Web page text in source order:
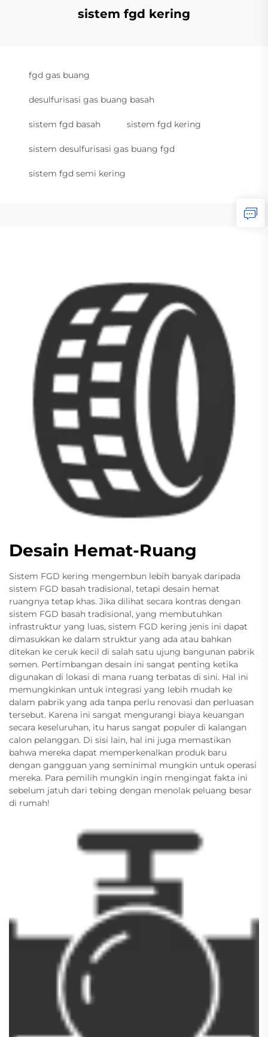
sistem fgd kering
fgd gas buang
desulfurisasi gas buang basah
sistem fgd basah sistem fgd kering
sistem desulfurisasi gas buang fgd
sistem fgd semi kering
Desain Hemat-Ruang
Sistem FGD kering mengembun lebih banyak daripada
sistem FGD basah tradisional, tetapi desain hemat
ruangnya tetap khas. Jika dilihat secara kontras dengan
sistem FGD basah tradisional, yang membutuhkan
infrastruktur yang luas, sistem FGD kering jenis ini dapat
dimasukkan ke dalam struktur yang ada atau bahkan
ditekan ke ceruk kecil di salah satu ujung bangunan pabrik
semen. Pertimbangan desain ini sangat penting ketika
digunakan di lokasi di mana ruang terbatas di sini. Hal ini
memungkinkan untuk integrasi yang lebih mudah ke
dalam pabrik yang ada tanpa perlu renovasi dan perluasan
tersebut. Karena ini sangat mengurangi biaya keuangan
secara keseluruhan, itu harus sangat populer di kalangan
calon pelanggan. Di sisi lain, hal ini juga memastikan
bahwa mereka dapat memperkenalkan produk baru
dengan gangguan yang seminimal mungkin untuk operasi
mereka. Para pemilih mungkin ingin mengingat fakta ini
sebelum jatuh dari tebing dengan menolak peluang besar
di rumah!